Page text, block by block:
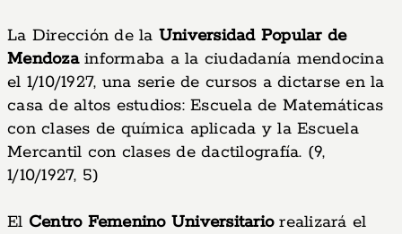
La Dirección de la Universidad Popular de
Mendozainformaba a la ciudadanía mendocina
el 1/10/1927, una serie de cursos a dictarse en la
casa de altos estudios: Escuela de Matemáticas
con clases de química aplicada y la Escuela
Mercantil con clases de dactilografía. (9,
1/10/1927, 5)
El Centro Femenino Universitariorealizará el